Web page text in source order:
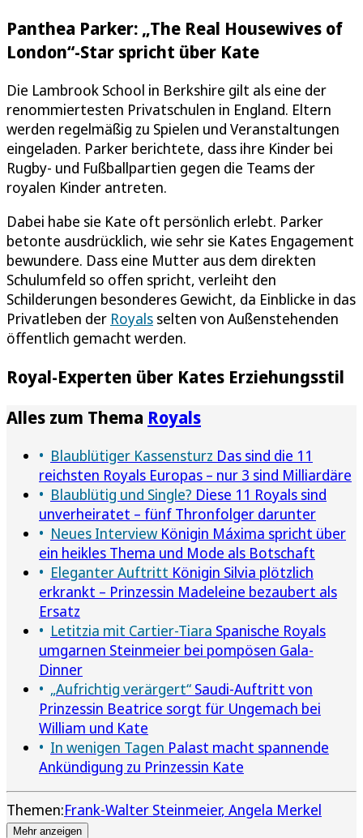
Panthea Parker: „The Real Housewives of
London“-Star spricht über Kate
Die Lambrook School in Berkshire gilt als eine der
renommiertesten Privatschulen in England. Eltern
werden regelmäßig zu Spielen und Veranstaltungen
eingeladen. Parker berichtete, dass ihre Kinder bei
Rugby- und Fußballpartien gegen die Teams der
royalen Kinder antreten.
Dabei habe sie Kate oft persönlich erlebt. Parker
betonte ausdrücklich, wie sehr sie Kates Engagement
bewundere. Dass eine Mutter aus dem direkten
Schulumfeld so offen spricht, verleiht den
Schilderungen besonderes Gewicht, da Einblicke in das
Privatleben der Royals selten von Außenstehenden
öffentlich gemacht werden.
Royal-Experten über Kates Erziehungsstil
Alles zum Thema Royals
Blaublütiger Kassensturz Das sind die 11
reichsten Royals Europas – nur 3 sind Milliardäre
Blaublütig und Single? Diese 11 Royals sind
unverheiratet – fünf Thronfolger darunter
Neues Interview Königin Máxima spricht über
ein heikles Thema und Mode als Botschaft
Eleganter Auftritt Königin Silvia plötzlich
erkrankt – Prinzessin Madeleine bezaubert als
Ersatz
Letitzia mit Cartier-Tiara Spanische Royals
umgarnen Steinmeier bei pompösen Gala-
Dinner
„Aufrichtig verärgert“ Saudi-Auftritt von
Prinzessin Beatrice sorgt für Ungemach bei
William und Kate
In wenigen Tagen Palast macht spannende
Ankündigung zu Prinzessin Kate
Themen:Frank-Walter Steinmeier Angela Merkel
Mehr anzeigen